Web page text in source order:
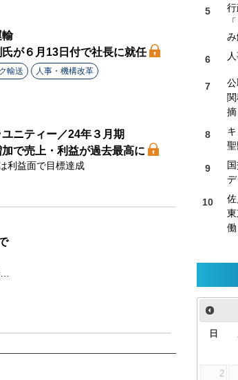
輸
が６月13日付で社長に就任
輸送 人事・機構改革
ユニティー／24年３月期
で売上・利益が過去最高に
利益面で目標達成
み
摘
働
日
2